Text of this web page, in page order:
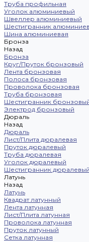
Труба профильная
Уголок алюминиевый
Швеллер алюминиевый
Шестигранник
Шина алюминиевая
Бронза
Назад
Бронза
Круг/Пруток бронзовый
Лента бронзовая
Полоса бронзовая
Проволока бронзовая
Труба бронзовая
Шестигранник
Электрод бронзовый
Дюраль
Назад
Дюраль
Лист/Плита дюралевая
Пруток дюралевый
Труба дюралевая
Уголок дюралевый
Шестигранник дюралевый
Латунь
Назад
Латунь
Квадрат латунный
Лента латунная
Лист/Плита латунная
Проволока латунная
Пруток латунный
Сетка латунная